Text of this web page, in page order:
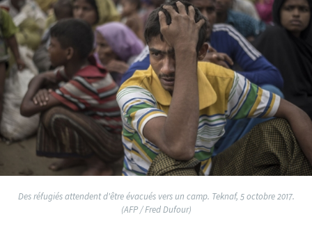
Des réfugiés attendent d'être évacués vers un camp. Teknaf, 5 octobre 2017.
(AFP / Fred Dufour)